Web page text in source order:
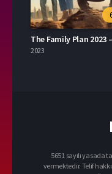
2023
5651 sayılı yasada
vermektedir. Telif